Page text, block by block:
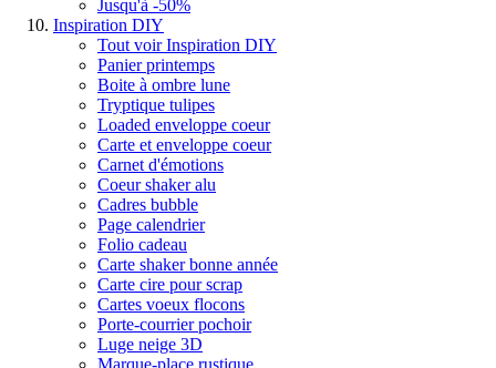
Jusqu'à -50%
Inspiration DIY
Tout voir Inspiration DIY
Panier printemps
Boite à ombre lune
Tryptique tulipes
Loaded enveloppe coeur
Carte et enveloppe coeur
Carnet d'émotions
Coeur shaker alu
Cadres bubble
Page calendrier
Folio cadeau
Carte shaker bonne année
Carte cire pour scrap
Cartes voeux flocons
Porte-courrier pochoir
Luge neige 3D
Marque-place rustique